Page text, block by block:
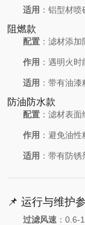
适用 ：铝型材
阻燃款
配置 ：滤材添
作用 ：遇明火
适用 ：带有油
防油防水款
配置 ：滤材表
作用 ：避免油
适用 ：带有防
📌 运行与维护
过滤风速 ：0.6-